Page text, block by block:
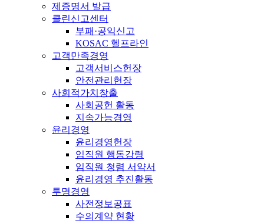
제증명서 발급
클린신고센터
부패·공익신고
KOSAC 헬프라인
고객만족경영
고객서비스헌장
안전관리헌장
사회적가치창출
사회공헌 활동
지속가능경영
윤리경영
윤리경영헌장
임직원 행동강령
임직원 청렴 서약서
윤리경영 추진활동
투명경영
사전정보공표
수의계약 현황